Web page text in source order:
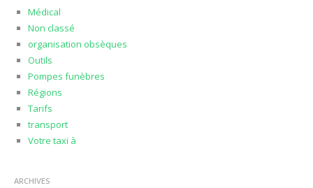
Médical
Non classé
organisation obsèques
Outils
Pompes funèbres
Régions
Tarifs
transport
Votre taxi à
ARCHIVES